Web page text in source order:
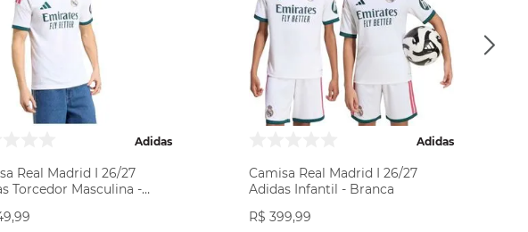
Adidas
Real Madrid I 26/27
Torcedor Masculina -
,99
Adidas
Camisa Real Madrid I 26/27
Adidas Infantil - Branca
R$ 399,99